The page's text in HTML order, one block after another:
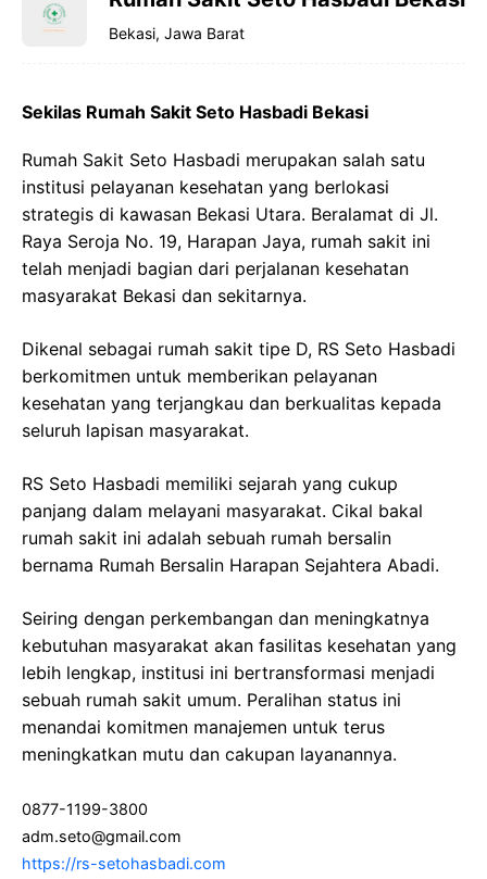
Bekasi, Jawa Barat
Sekilas Rumah Sakit Seto Hasbadi Bekasi
Rumah Sakit Seto Hasbadi merupakan salah satu
institusi pelayanan kesehatan yang berlokasi
strategis di kawasan Bekasi Utara. Beralamat di Jl.
Raya Seroja No. 19, Harapan Jaya, rumah sakit ini
telah menjadi bagian dari perjalanan kesehatan
masyarakat Bekasi dan sekitarnya.
Dikenal sebagai rumah sakit tipe D, RS Seto Hasbadi
berkomitmen untuk memberikan pelayanan
kesehatan yang terjangkau dan berkualitas kepada
seluruh lapisan masyarakat.
RS Seto Hasbadi memiliki sejarah yang cukup
panjang dalam melayani masyarakat. Cikal bakal
rumah sakit ini adalah sebuah rumah bersalin
bernama Rumah Bersalin Harapan Sejahtera Abadi.
Seiring dengan perkembangan dan meningkatnya
kebutuhan masyarakat akan fasilitas kesehatan yang
lebih lengkap, institusi ini bertransformasi menjadi
sebuah rumah sakit umum. Peralihan status ini
menandai komitmen manajemen untuk terus
meningkatkan mutu dan cakupan layanannya.
0877-1199-3800
adm.seto@gmail.com
https://rs-setohasbadi.com